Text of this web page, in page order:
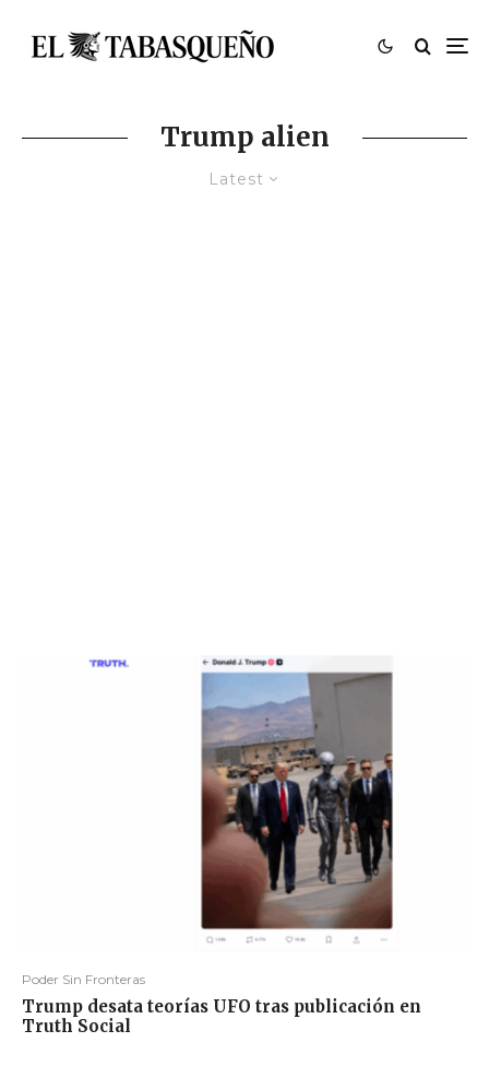
Trump alien
Latest
Poder Sin Fronteras
Trump desata teorías UFO tras publicación en
Truth Social